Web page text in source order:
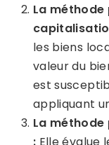
La
les biens
valeur du
est
appliquant
La